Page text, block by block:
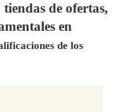
de ofertas,
en
de los